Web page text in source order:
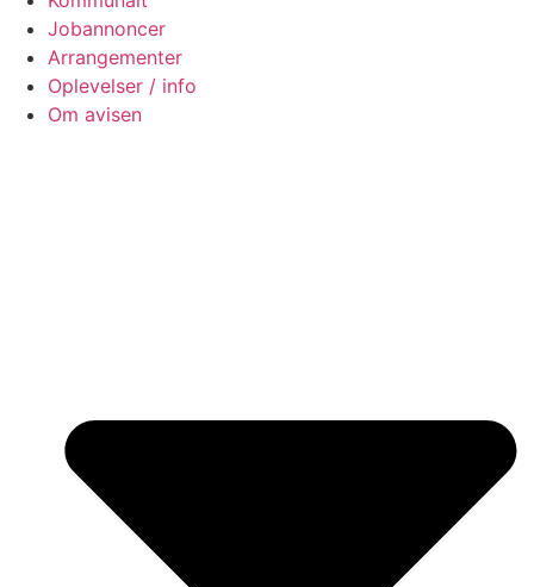
Jobannoncer
Arrangementer
Oplevelser / info
Om avisen